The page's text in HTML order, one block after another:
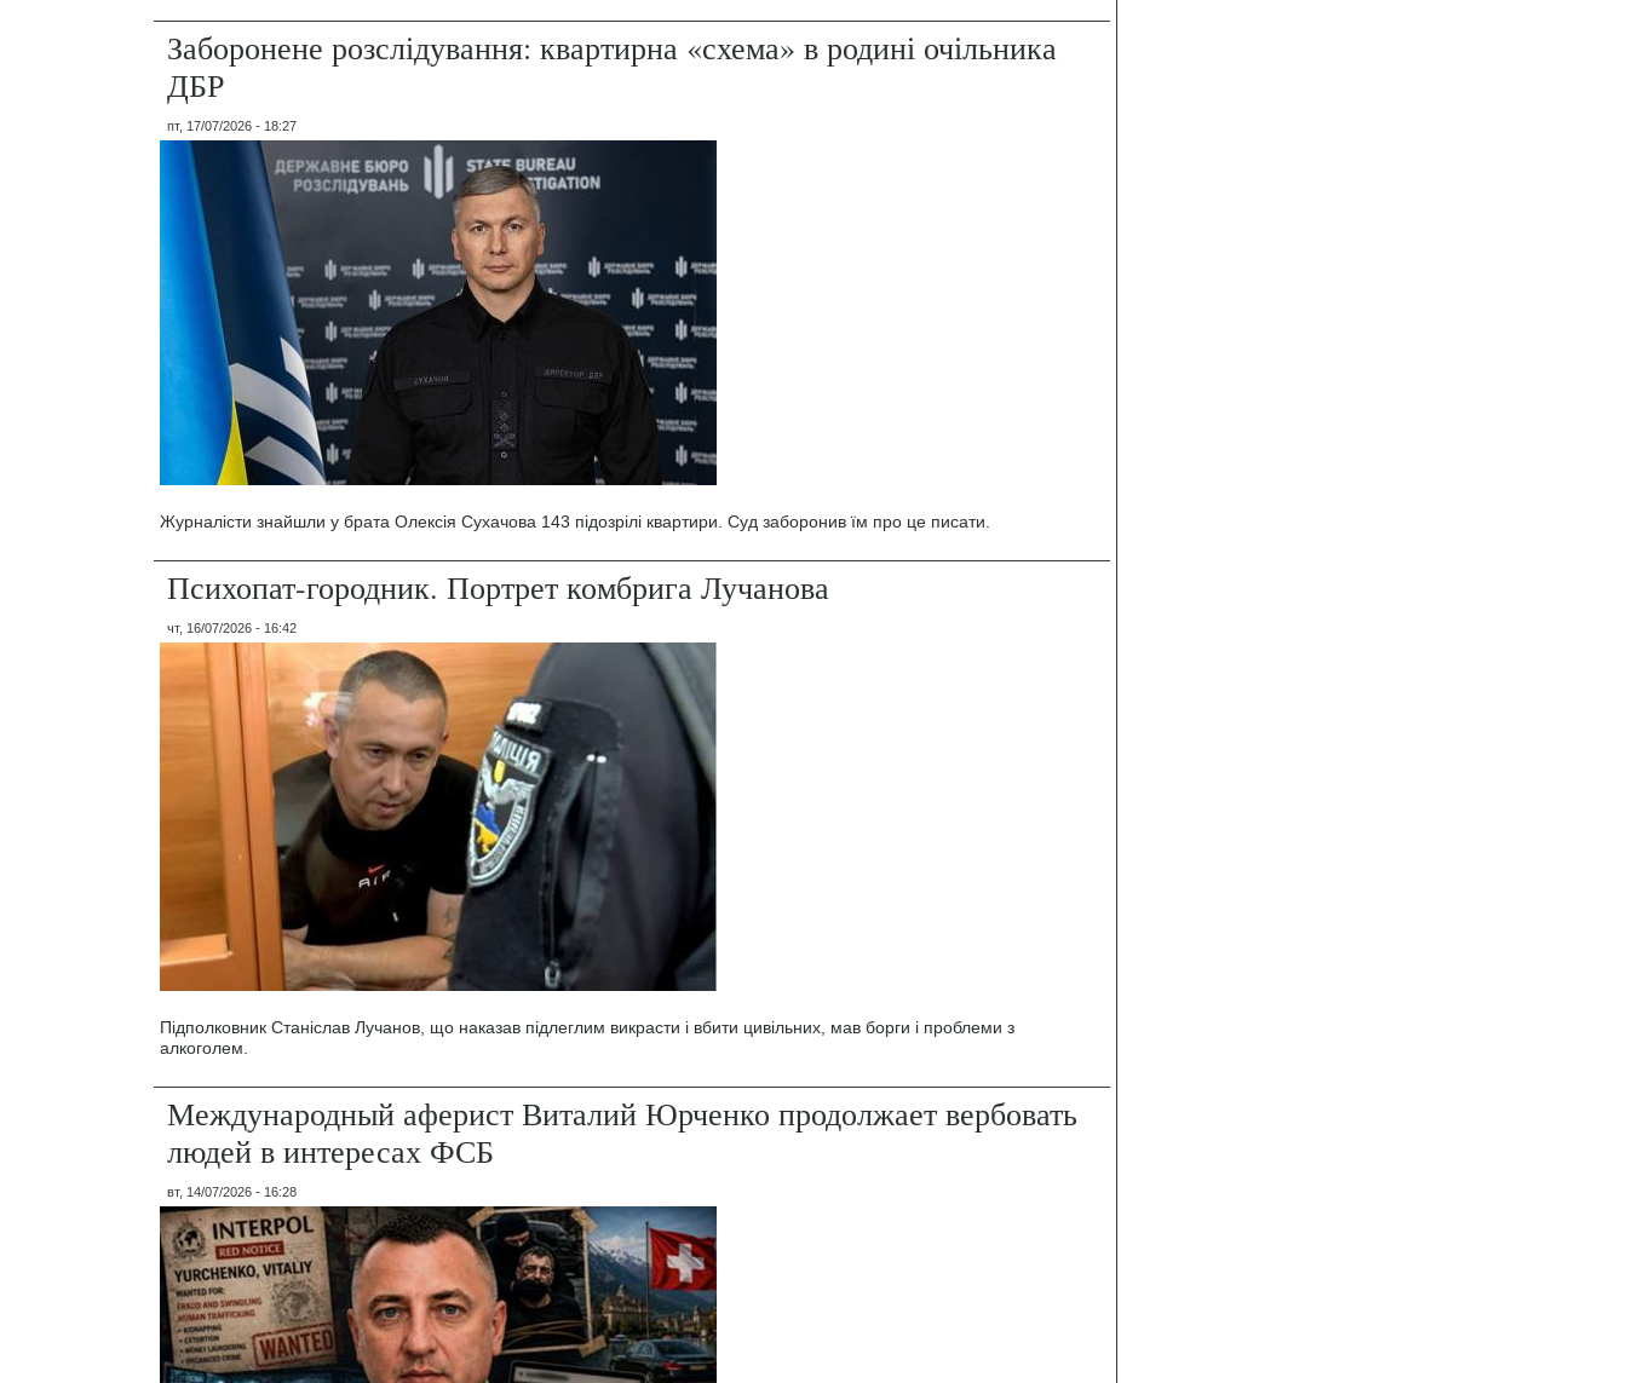
Заборонене розслідування: квартирна «схема» в родині очільника
ДБР
пт, 17/07/2026 - 18:27
Журналісти знайшли у брата Олексія Сухачова 143 підозрілі квартири. Суд заборонив їм про це писати.
Психопат-городник. Портрет комбрига Лучанова
чт, 16/07/2026 - 16:42
Підполковник Станіслав Лучанов, що наказав підлеглим викрасти і вбити цивільних, мав борги і проблеми з
алкоголем.
Международный аферист Виталий Юрченко продолжает вербовать
людей в интересах ФСБ
вт, 14/07/2026 - 16:28